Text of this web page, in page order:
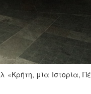
μία Ιστορία,